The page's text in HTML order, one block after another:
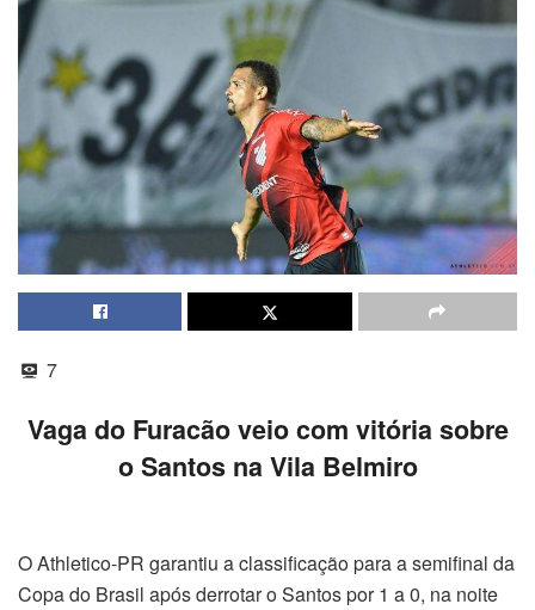
7
Vaga do Furacão veio com vitória sobre
o Santos na Vila Belmiro
O Athletico-PR garantiu a classificação para a semifinal da
Copa do Brasil após derrotar o Santos por 1 a 0, na noite